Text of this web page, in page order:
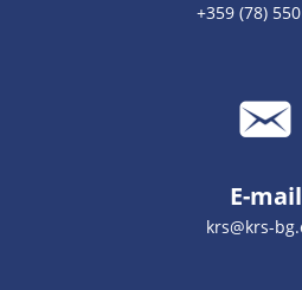
+359 (78)
E-mail
krs@krs-